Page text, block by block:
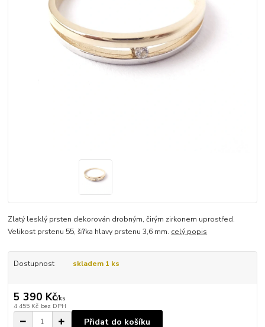
Zlatý lesklý prsten dekorován drobným, čirým zirkonem uprostřed.
Velikost prstenu 55, šířka hlavy prstenu 3,6 mm. celý popis
Dostupnost skladem 1 ks
5 390 Kč/ks
4 455 Kč bez DPH
Přidat do košíku